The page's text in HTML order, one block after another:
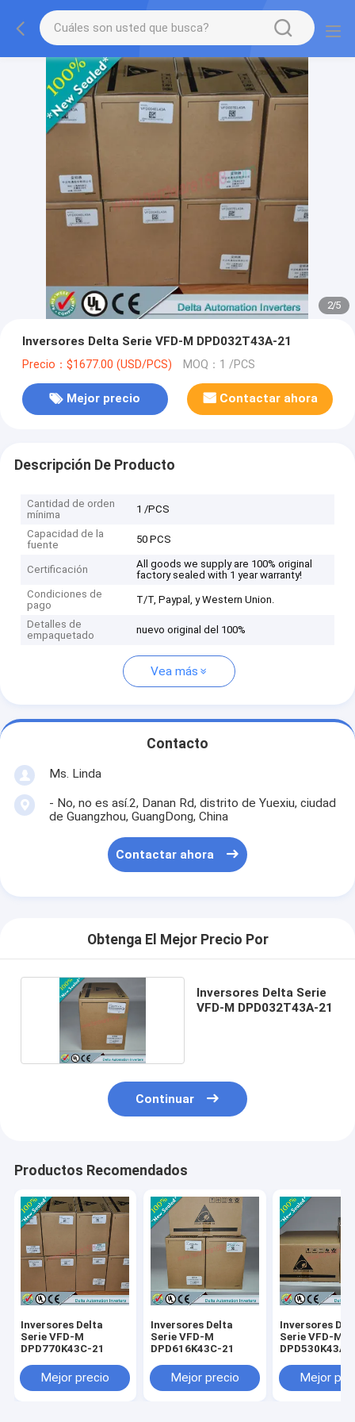
2/5
Inversores Delta Serie VFD-M DPD032T43A-21
Precio：$1677.00 (USD/PCS) MOQ：1 /PCS
Mejor precio Contactar ahora
Descripción De Producto
Cantidad de orden
mínima
1 /PCS
Capacidad de la
fuente
50 PCS
Certificación
All goods we supply are 100% original
factory sealed with 1 year warranty!
Condiciones de
pago
T/T, Paypal, y Western Union.
Detalles de
empaquetado
nuevo original del 100%
Vea más
Contacto
Ms. Linda
- No, no es así.2, Danan Rd, distrito de Yuexiu, ciudad
de Guangzhou, GuangDong, China
Contactar ahora
Obtenga El Mejor Precio Por
Inversores Delta Serie
VFD-M DPD032T43A-21
Continuar
Productos Recomendados
Inversores Delta
Serie VFD-M
DPD770K43C-21
Mejor precio
Inversores Delta
Serie VFD-M
DPD616K43C-21
Mejor precio
Inversores
Serie VFD-M
DPD530K43A-
Mejor